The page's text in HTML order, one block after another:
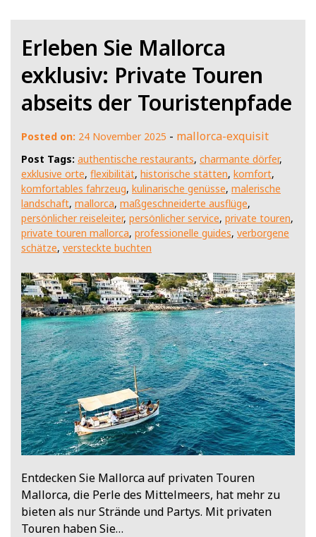
Erleben Sie Mallorca
exklusiv: Private Touren
abseits der Touristenpfade
Posted on: 24 November 2025 - mallorca-exquisit
Post Tags: authentische restaurants, charmante dörfer,
exklusive orte, flexibilität, historische stätten, komfort,
komfortables fahrzeug, kulinarische genüsse, malerische
landschaft, mallorca, maßgeschneiderte ausflüge,
persönlicher reiseleiter, persönlicher service, private touren,
private touren mallorca, professionelle guides, verborgene
schätze, versteckte buchten
Entdecken Sie Mallorca auf privaten Touren
Mallorca, die Perle des Mittelmeers, hat mehr zu
bieten als nur Strände und Partys. Mit privaten
Touren haben Sie…